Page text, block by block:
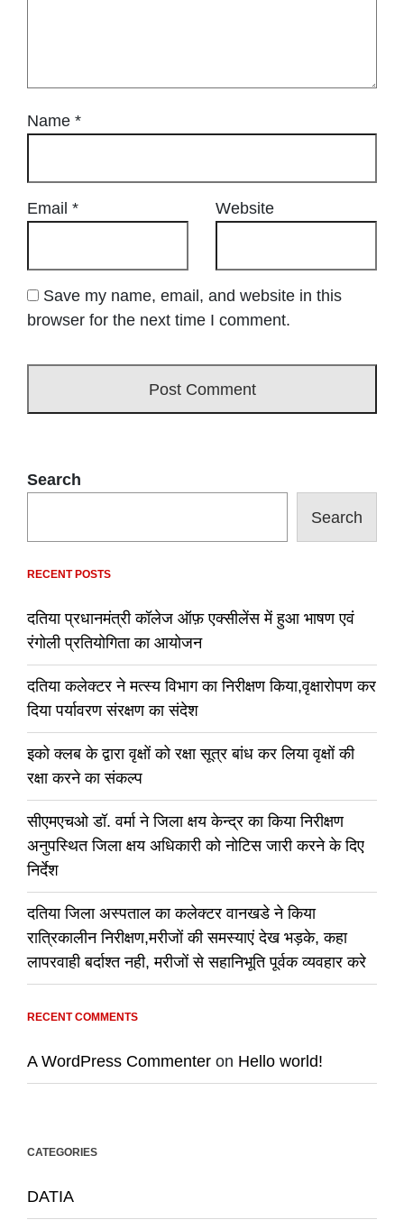
Name *
Email * Website
Save my name, email, and website in this
browser for the next time I comment.
Search
Search
RECENT POSTS
दतिया प्रधानमंत्री कॉलेज ऑफ़ एक्सीलेंस में हुआ भाषण एवं
रंगोली प्रतियोगिता का आयोजन
दतिया कलेक्टर ने मत्स्य विभाग का निरीक्षण किया,वृक्षारोपण कर
दिया पर्यावरण संरक्षण का संदेश
इको क्लब के द्वारा वृक्षों को रक्षा सूत्र बांध कर लिया वृक्षों की
रक्षा करने का संकल्प
सीएमएचओ डॉ. वर्मा ने जिला क्षय केन्द्र का किया निरीक्षण
अनुपस्थित जिला क्षय अधिकारी को नोटिस जारी करने के दिए
निर्देश
दतिया जिला अस्पताल का कलेक्टर वानखडे ने किया
रात्रिकालीन निरीक्षण,मरीजों की समस्याएं देख भड़के, कहा
लापरवाही बर्दाश्त नही, मरीजों से सहानिभूति पूर्वक व्यवहार करे
RECENT COMMENTS
A WordPress Commenter on Hello world!
CATEGORIES
DATIA